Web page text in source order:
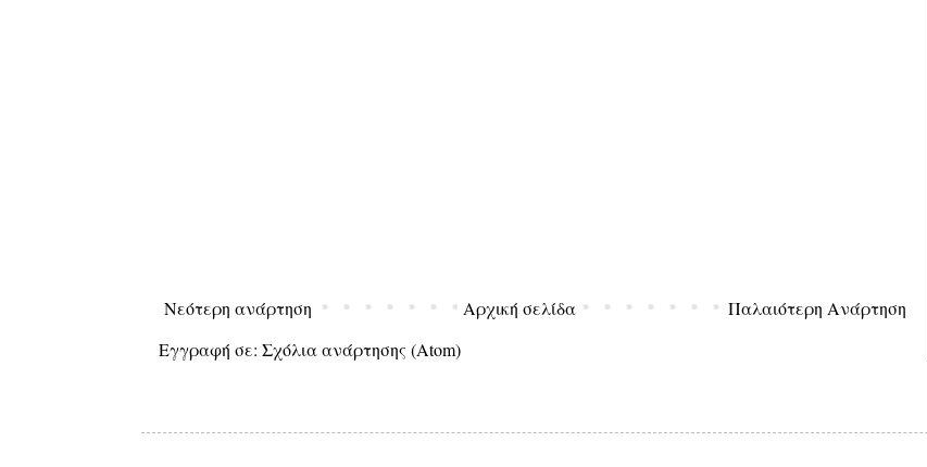
Νεότερη ανάρτηση Παλαιότερη Ανάρτηση
Αρχική σελίδα
Εγγραφή σε: Σχόλια ανάρτησης (Atom)